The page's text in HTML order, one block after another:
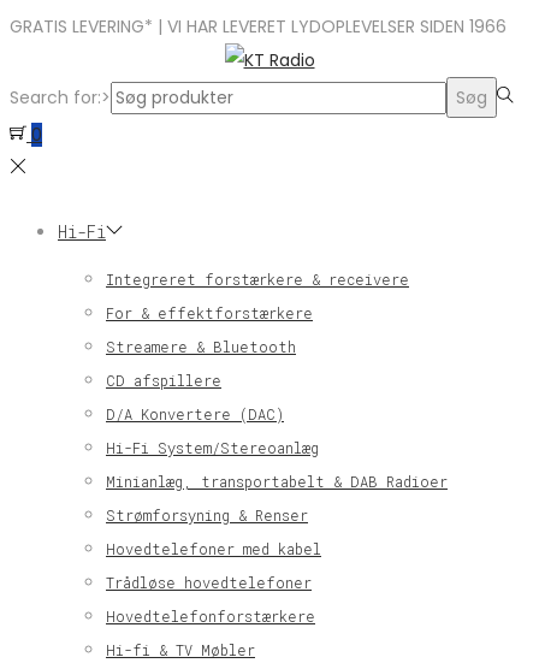
GRATIS LEVERING* | VI HAR LEVERET LYDOPLEVELSER SIDEN 1966
Search for:>
Søg
0
Hi-Fi
Integreret forstærkere & receivere
For & effektforstærkere
Streamere & Bluetooth
CD afspillere
D/A Konvertere (DAC)
Hi-Fi System/Stereoanlæg
Minianlæg, transportabelt & DAB Radioer
Strømforsyning & Renser
Hovedtelefoner med kabel
Trådløse hovedtelefoner
Hovedtelefonforstærkere
Hi-fi & TV Møbler